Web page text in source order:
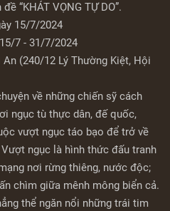
“KHÁT VỌNG TỰ DO”.
15/7/2024
7 - 31/7/2024
(240/12 Lý Thường Kiệt, Hội
về những chiến sỹ cách
ngục tù thực dân, đế quốc,
vượt ngục táo bạo để trở về
ngục là hình thức đấu tranh
nơi rừng thiêng, nước độc;
chìm giữa mênh mông biển cả.
thể ngăn nổi những trái tim